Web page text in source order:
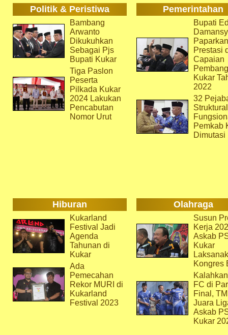
Politik & Peristiwa Pemerintahan
Bambang
Arwanto
Dikukuhkan
Sebagai Pjs
Bupati Kukar
Tiga Paslon
Peserta
Pilkada Kukar
2024 Lakukan
Pencabutan
Nomor Urut
Bupati
Paparkan
Prestasi
Capaian
Kukar
2022
32
Pemkab
Dimutasi
Hiburan Olahraga
Kukarland
Festival Jadi
Agenda
Tahunan di
Kukar
Ada
Pemecahan
Rekor MURI di
Kukarland
Festival 2023
Susun
Kerja
Askab
Kukar
Kongres
FC di
Final,
Juara
Askab
Kukar